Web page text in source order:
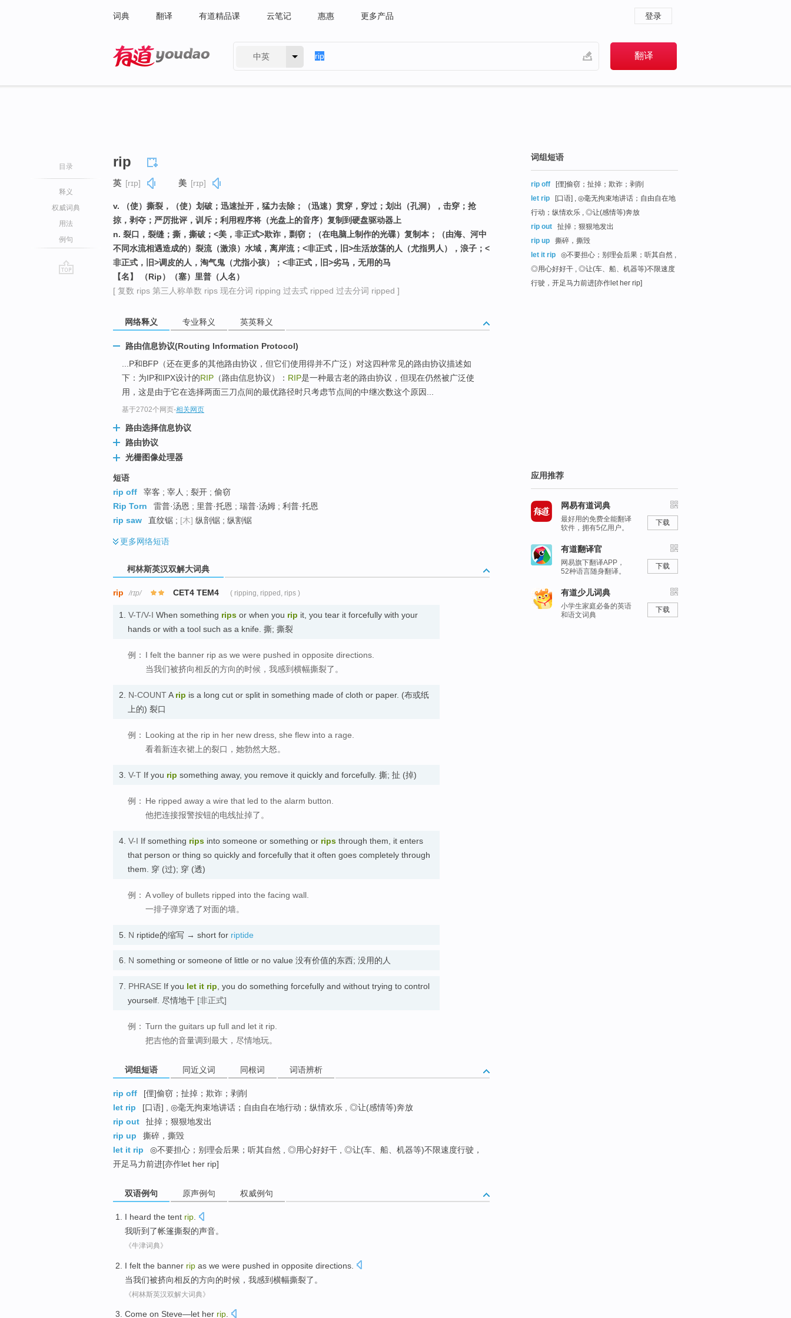
词典 翻译 有道精品课 云笔记 惠惠 更多产品 登录
中英
目录
释义
权威词典
用法
例句
rip
英 [rɪp] 美 [rɪp]
v. （使）撕裂，（使）划破；迅速扯开，猛力去除；（迅速）贯穿，穿过；划出（孔洞），击穿；抢
掠，剥夺；严厉批评，训斥；利用程序将（光盘上的音序）复制到硬盘驱动器上
n. 裂口，裂缝；撕，撕破；<美，非正式>欺诈，剽窃；（在电脑上制作的光碟）复制本；（由海、河中
不同水流相遇造成的）裂流（激浪）水域，离岸流；<非正式，旧>生活放荡的人（尤指男人），浪子；<
非正式，旧>调皮的人，淘气鬼（尤指小孩）；<非正式，旧>劣马，无用的马
【名】 （Rip）（塞）里普（人名）
[ 复数 rips 第三人称单数 rips 现在分词 ripping 过去式 ripped 过去分词 ripped ]
网络释义 专业释义 英英释义
路由信息协议(Routing Information Protocol)
...P和BFP（还在更多的其他路由协议，但它们使用得并不广泛）对这四种常见的路由协议描述如
下：为IP和IPX设计的RIP （路由信息协议）： RIP是一种最古老的路由协议，但现在仍然被广泛使
用，这是由于它在选择两面三刀点间的最优路径时只考虑节点间的中继次数这个原因...
基于2702个网页-相关网页
路由选择信息协议
路由协议
光栅图像处理器
短语
rip off
宰客 ; 宰人 ; 裂开 ; 偷窃
Rip Torn
雷普·汤恩 ; 里普·托恩 ; 瑞普·汤姆 ; 利普·托恩
rip saw
直纹锯 ; [木] 纵剖锯 ; 纵割锯
更多网络短语
柯林斯英汉双解大词典
rip /rɪp/ CET4 TEM4 ( ripping, ripped, rips )
1. V-T/V-I When something rips or when you rip it, you tear it forcefully with your
hands or with a tool such as a knife. 撕; 撕裂
例： I felt the banner rip as we were pushed in opposite directions.
当我们被挤向相反的方向的时候，我感到横幅撕裂了。
2. N-COUNTA rip is a long cut or split in something made of cloth or paper. (布或纸
上的) 裂口
例： Looking at the rip in her new dress, she flew into a rage.
看着新连衣裙上的裂口，她勃然大怒。
3. V-T If you rip something away, you remove it quickly and forcefully. 撕; 扯 (掉)
例： He ripped away a wire that led to the alarm button.
他把连接报警按钮的电线扯掉了。
4. V-I If something rips into someone or something or rips through them, it enters
that person or thing so quickly and forcefully that it often goes completely through
them. 穿 (过); 穿 (透)
例： A volley of bullets ripped into the facing wall.
一排子弹穿透了对面的墙。
5. N riptide的缩写 → short for riptide
6. N something or someone of little or no value 没有价值的东西; 没用的人
7. PHRASE If you let it rip , you do something forcefully and without trying to control
yourself. 尽情地干 [非正式]
例： Turn the guitars up full and let it rip.
把吉他的音量调到最大，尽情地玩。
词组短语 同近义词 同根词 词语辨析
rip off
[俚]偷窃；扯掉；欺诈；剥削
let rip
[口语] , ◎毫无拘束地讲话；自由自在地行动；纵情欢乐 , ◎让(感情等)奔放
rip out
扯掉；狠狠地发出
rip up
撕碎，撕毁
let it rip
◎不要担心；别理会后果；听其自然 , ◎用心好好干 , ◎让(车、船、机器等)不限速度行驶，
开足马力前进[亦作let her rip]
双语例句 原声例句 权威例句
I heard the tent rip
我听到 了帐篷撕裂的声音。
《牛津词典》
I felt the banner rip as we were pushed in opposite directions
当我们被挤向相反的方向的时候， 我感到横幅撕裂了 。
《柯林斯英汉双解大词典》
Come on Steve—let her rip.
词组短语
rip off
[俚]偷窃；扯掉；欺诈；剥削
let rip
[口语] , ◎毫无拘束地讲话；自由自在地
行动；纵情欢乐 , ◎让(感情等)奔放
rip out
扯掉；狠狠地发出
rip up
撕碎，撕毁
let it rip
◎不要担心；别理会后果；听其自然 ,
◎用心好好干 , ◎让(车、船、机器等)不限速度
行驶，开足马力前进[亦作let her rip]
应用推荐